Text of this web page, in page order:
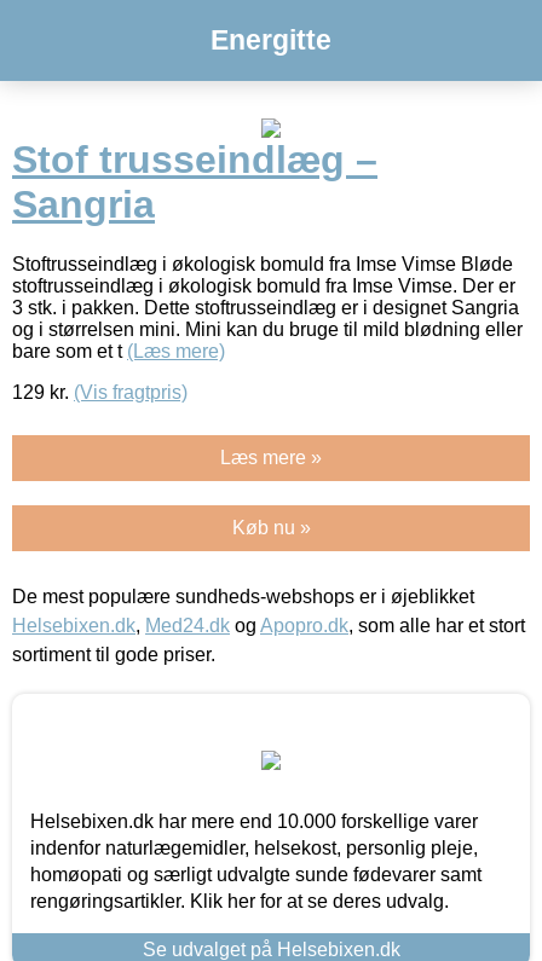
Energitte
Stof trusseindlæg –
Sangria
Stoftrusseindlæg i økologisk bomuld fra Imse Vimse Bløde
stoftrusseindlæg i økologisk bomuld fra Imse Vimse. Der er
3 stk. i pakken. Dette stoftrusseindlæg er i designet Sangria
og i størrelsen mini. Mini kan du bruge til mild blødning eller
bare som et t (Læs mere)
129 kr. (Vis fragtpris)
Læs mere »
Køb nu »
De mest populære sundheds-webshops er i øjeblikket
Helsebixen.dk, Med24.dk og Apopro.dk, som alle har et stort
sortiment til gode priser.
Helsebixen.dk har mere end 10.000 forskellige varer
indenfor naturlægemidler, helsekost, personlig pleje,
homøopati og særligt udvalgte sunde fødevarer samt
rengøringsartikler. Klik her for at se deres udvalg.
Se udvalget på Helsebixen.dk